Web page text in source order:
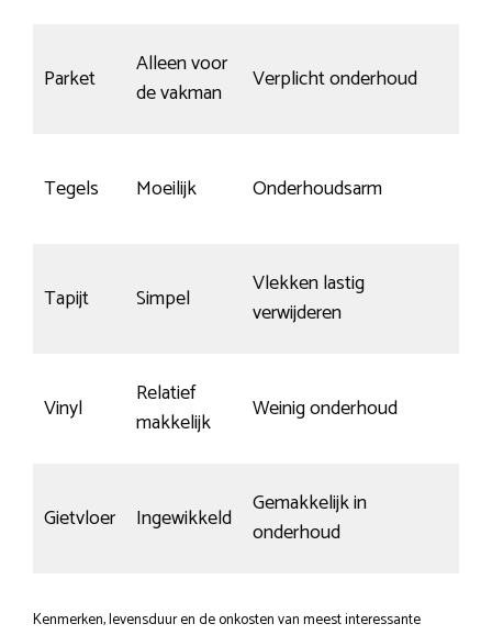
Parket
Alleen voor
de vakman
Verplicht onderhoud
Tegels Moeilijk Onderhoudsarm
Tapijt Simpel
Vlekken lastig
verwijderen
Vinyl
Relatief
makkelijk
Weinig onderhoud
Gietvloer Ingewikkeld
Gemakkelijk in
onderhoud
Kenmerken, levensduur en de onkosten van meest interessante